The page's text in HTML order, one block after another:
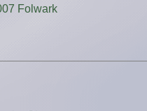
Folwark